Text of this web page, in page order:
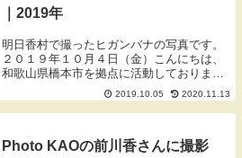
｜2019年
明日香村で撮ったヒガンバナの写真です。
２０１９年１０月４日（金）こんにちは、
和歌山県橋本市を拠点に活動しております
蓬庵（よもぎあん）のワダです。ブログを
ご覧いただきありがとうございます。今回
は趣味で撮った写真の紹介です。明日香村
2019.10.05 2020.11.13
Photo KAOの前川香さんに撮影